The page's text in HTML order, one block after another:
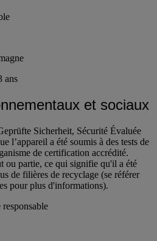
ans
et sociaux
Sicherheit, Sécurité Évaluée
l’appareil a été soumis à des tests de
de certification accrédité.
ou partie, ce qui signifie qu'il a été
de filières de recyclage (se référer
pour plus d'informations).